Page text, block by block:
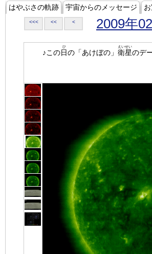
はやぶさの軌跡 宇宙からのメッセージ
<<< << < 2009年
♪この日
ひ
の「あけぼの」 衛星
えいせい
のデ